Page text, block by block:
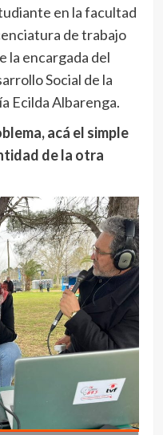
en la facultad
de trabajo
la encargada del
Social de la
Ecilda Albarenga.
acá el simple
de la otra